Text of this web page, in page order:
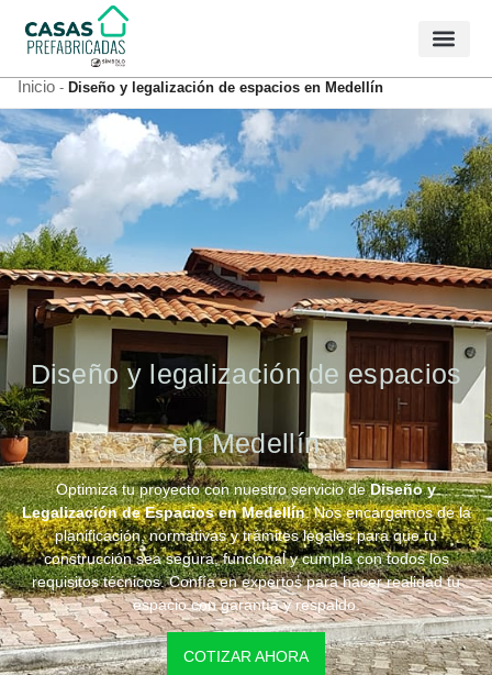
Inicio - Diseño y legalización de espacios en Medellín
Diseño y legalización de espacios
en Medellín
Optimiza tu proyecto con nuestro servicio deDiseño y
Legalización de Espacios en Medellín. Nos encargamos de la
planificación, normativas y trámites legales para que tu
construcción sea segura, funcional y cumpla con todos los
requisitos técnicos. Confía en expertos para hacer realidad tu
espacio con garantía y respaldo.
COTIZAR AHORA